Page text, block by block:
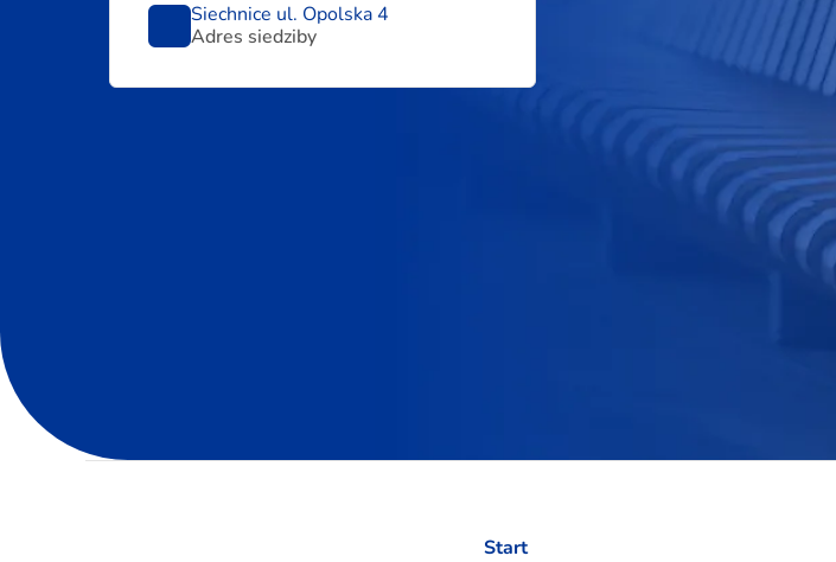
Siechnice ul. Opolska 4
Adres siedziby
Start